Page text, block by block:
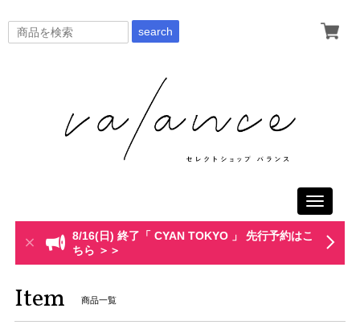
search
Toggle
8/16(日) 終了「 CYAN TOKYO 」 先行予約はこ
ちら ＞＞
Item 商品一覧